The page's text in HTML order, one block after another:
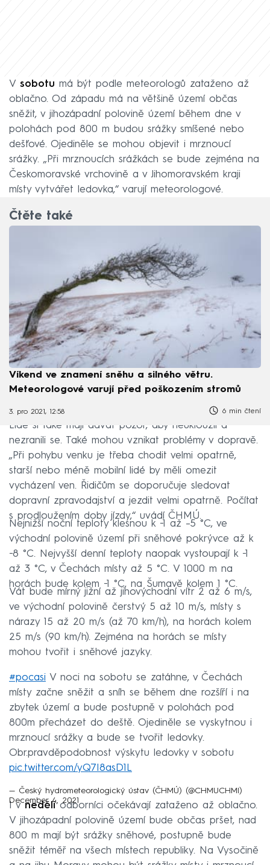
V sobotu má být podle meteorologů zataženo až
oblačno. Od západu má na většině území občas
sněžit, v jihozápadní polovině území během dne v
polohách pod 800 m budou srážky smíšené nebo
dešťové. Ojediněle se mohou objevit i mrznoucí
srážky. „Při mrznoucích srážkách se bude zejména na
Českomoravské vrchovině a v Jihomoravském kraji
místy vytvářet ledovka,“ varují meteorologové.
Čtěte také
Víkend ve znamení sněhu a silného větru.
Meteorologové varují před poškozením stromů
3. pro 2021, 12:58 6 min čtení
Lidé si také mají dávat pozor, aby neuklouzli a
nezranili se. Také mohou vznikat problémy v dopravě.
„Při pohybu venku je třeba chodit velmi opatrně,
starší nebo méně mobilní lidé by měli omezit
vycházení ven. Řidičům se doporučuje sledovat
dopravní zpravodajství a jezdit velmi opatrně. Počítat
s prodloužením doby jízdy,“ uvádí ČHMÚ.
Nejnižší noční teploty klesnou k −1 až –⁠5 °C, ve
východní polovině území při sněhové pokrývce až k
−8 °C. Nejvyšší denní teploty naopak vystoupají k −1
až 3 °C, v Čechách místy až 5 °C. V 1000 m na
horách bude kolem −1 °C, na Šumavě kolem 1 °C.
Vát bude mírný jižní až jihovýchodní vítr 2 až 6 m/s,
ve východní polovině čerstvý 5 až 10 m/s, místy s
nárazy 15 až 20 m/s (až 70 km/h), na horách kolem
25 m/s (90 km/h). Zejména na horách se místy
mohou tvořit i sněhové jazyky.
#pocasi V noci na sobotu se zatáhne, v Čechách
místy začne sněžit a sníh se během dne rozšíří i na
zbytek území a bude postupně v polohách pod
800m přecházet do deště. Ojediněle se vyskytnou i
mrznoucí srážky a bude se tvořit ledovky.
Obr.pravděpodobnost výskytu ledovky v sobotu
pic.twitter.com/yQ7I8asD1L
— Český hydrometeorologický ústav (ČHMÚ) (@CHMUCHMI)
December 4, 2021
I vneděliodborníci očekávají zataženo až oblačno.
V jihozápadní polovině území bude občas pršet, nad
800 m mají být srážky sněhové, postupně bude
sněžit téměř na všech místech republiky. Na Vysočině